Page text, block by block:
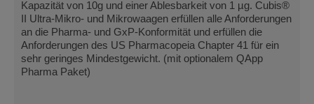
Kapazität von 10g und einer Ablesbarkeit von 1 µg. Cubis®
II Ultra-Mikro- und Mikrowaagen erfüllen alle Anforderungen
an die Pharma- und GxP-Konformität und erfüllen die
Anforderungen des US Pharmacopeia Chapter 41 für ein
sehr geringes Mindestgewicht. (mit optionalem QApp
Pharma Paket)